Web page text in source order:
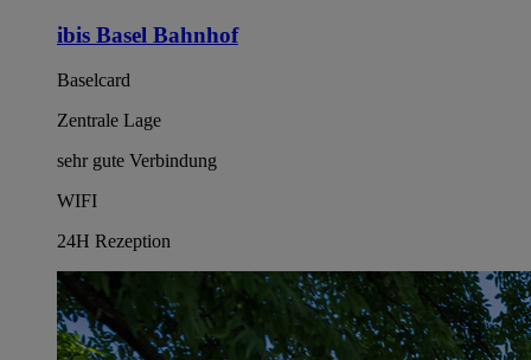
ibis Basel Bahnhof
Baselcard
Zentrale Lage
sehr gute Verbindung
WIFI
24H Rezeption